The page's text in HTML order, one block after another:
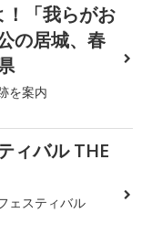
「我らがお
の居城、春
を案内
ィバル THE
ェスティバル